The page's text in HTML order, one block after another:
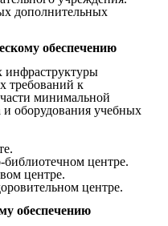
дополнительных
обеспечению
инфраструктуры
требований к
минимальной
и оборудования учебных
центре.
центре.
центре.
обеспечению